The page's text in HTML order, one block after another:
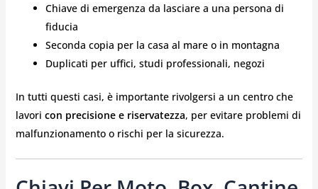
Chiave di emergenza da lasciare a una persona di
fiducia
Seconda copia per la casa al mare o in montagna
Duplicati per uffici, studi professionali, negozi
In tutti questi casi, è importante rivolgersi a un centro che
lavori con precisione e riservatezza, per evitare problemi di
malfunzionamento o rischi per la sicurezza.